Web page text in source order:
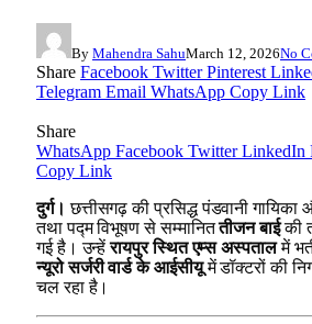
By Mahendra SahuMarch 12, 2026No
Share Facebook Twitter Pinterest
Telegram Email WhatsApp Copy Link
Share
WhatsApp Facebook Twitter LinkedIn
Copy Link
दुर्ग। छत्तीसगढ़ की प्रसिद्ध पंडवानी
तथा पद्म विभूषण से सम्मानिततीजन बाईकी
गई है। उन्हेंरायपुर स्थित एम्स अस्पतालमें
न्यूरो सर्जरी वार्ड के आईसीयूमें डॉक्टरों की
चल रहा है।